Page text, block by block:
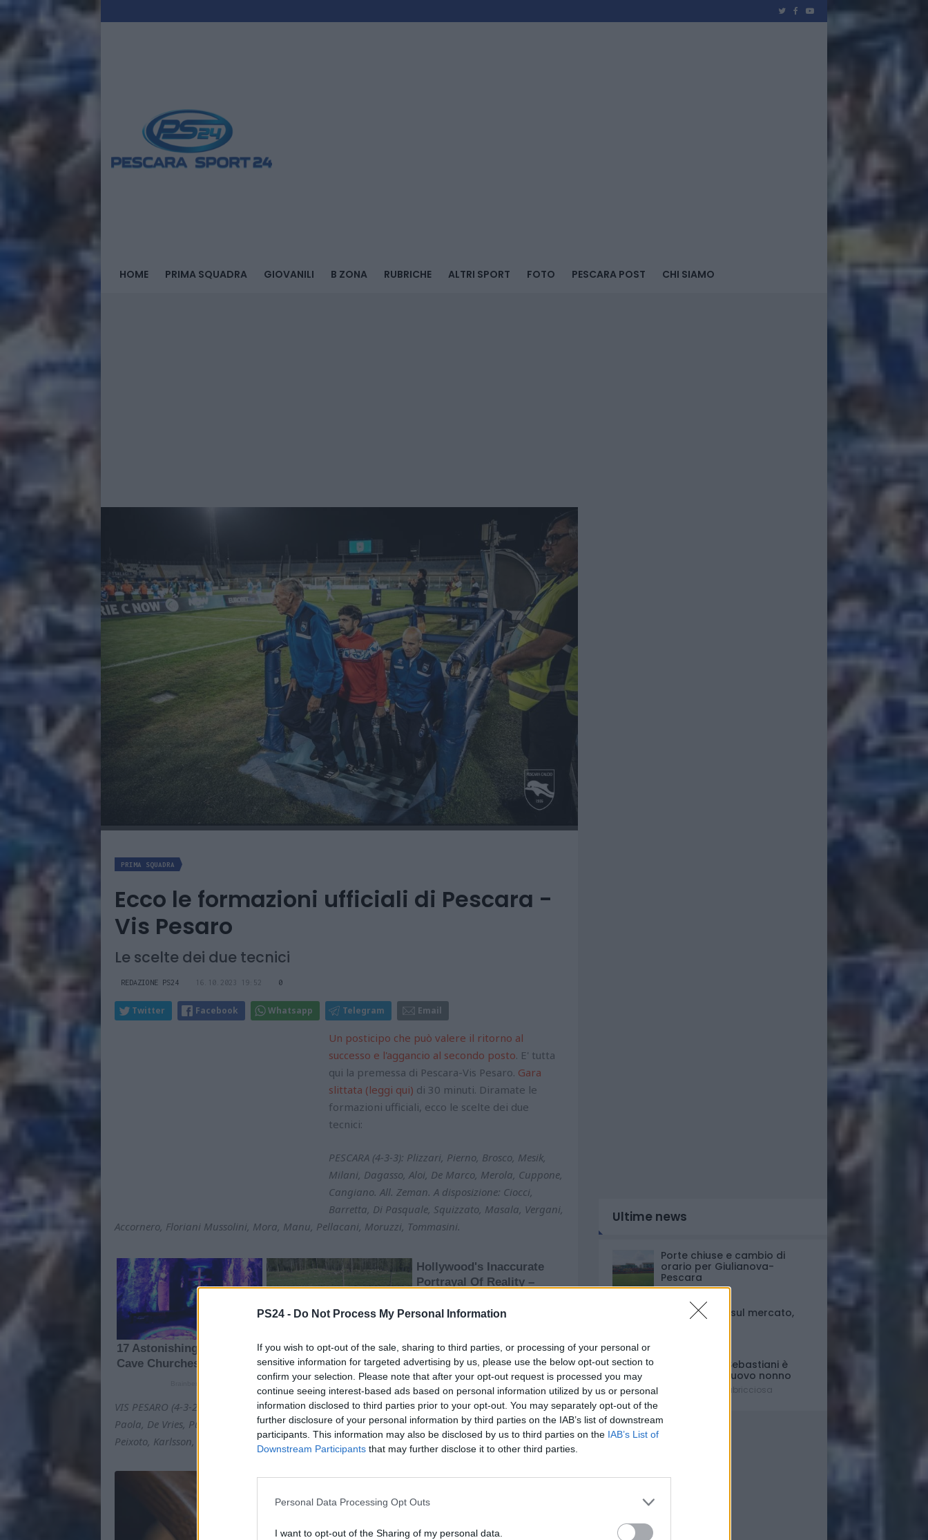
PS24 - Do Not Process My Personal Information
If you wish to opt-out of the sale, sharing to third parties, or processing of your personal or
sensitive information for targeted advertising by us, please use the below opt-out section to
confirm your selection. Please note that after your opt-out request is processed you may
continue seeing interest-based ads based on personal information utilized by us or personal
information disclosed to third parties prior to your opt-out. You may separately opt-out of the
further disclosure of your personal information by third parties on the IAB’s list of downstream
participants. This information may also be disclosed by us to third parties on the IAB’s List of
Downstream Participants that may further disclose it to other third parties.
Personal Data Processing Opt Outs
I want to opt-out of the Sharing of my personal data.
HOME PRIMA SQUADRA GIOVANILI B ZONA RUBRICHE ALTRI SPORT FOTO PESCARA POST CHI SIAMO
PRIMA SQUADRA
Ecco le formazioni ufficiali di Pescara -
Vis Pesaro
Le scelte dei due tecnici
REDAZIONE PS24 16.10.2023 19:52 0
Twitter Facebook Whatsapp Telegram Email
Un posticipo che può valere il ritorno al
successo e l'aggancio al secondo posto. E' tutta
qui la premessa di Pescara-Vis Pesaro. Gara
slittata (leggi qui) di 30 minuti. Diramate le
formazioni ufficiali, ecco le scelte dei due
tecnici:
PESCARA (4-3-3): Plizzari, Pierno, Brosco, Mesik,
Milani, Dagasso, Aloi, De Marco, Merola, Cuppone,
Cangiano. All. Zeman. A disposizione: Ciocci,
Barretta, Di Pasquale, Squizzato, Masala, Vergani,
Accornero, Floriani Mussolini, Mora, Manu, Pellacani, Moruzzi, Tommasini.
VIS PESARO (4-3-2-1): Polverini, Tonucci, Ceccacci, Zagnoni, Mattioli, Valdifiori, Iervolino, Zoia, Di
Paola, De Vries, Pucciarelli. All. Banchieri. A disposizione: Mariani, Giunti, Rossoni, Nina, Dylla,
Peixoto, Karlsson, Marcandella, Loru, Foresta, Cusumano, Rossetti, Gulli, Da Pozzo, Kemayou.
Ultime news
Porte chiuse e cambio di
orario per Giulianova-
Pescara
Ultim'ora
Fase di stallo sul mercato,
Il presidente Sebastiani è
diventato di nuovo nonno
È nato Lorenzo Labricciosa